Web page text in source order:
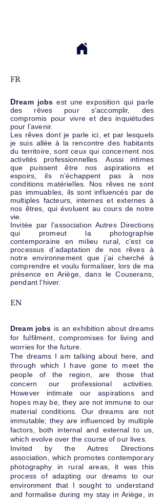
FR
Dream jobs est une exposition qui parle
des rêves pour s’accomplir, des
compromis pour vivre et des inquiétudes
pour l’avenir.
Les rêves dont je parle ici, et par lesquels
je suis allée à la rencontre des habitants
du territoire, sont ceux qui concernent nos
activités professionnelles. Aussi intimes
que puissent être nos aspirations et
espoirs, ils n’échappent pas à nos
conditions matérielles. Nos rêves ne sont
pas immuables, ils sont influencés par de
multiples facteurs, internes et externes à
nos êtres, qui évoluent au cours de notre
vie.
Invitée par l’association Autres Directions
qui promeut la photographie
contemporaine en milieu rural, c’est ce
processus d’adaptation de nos rêves à
notre environnement que j’ai cherché à
comprendre et voulu formaliser, lors de ma
présence en Ariège, dans le Couserans,
pendant l’hiver.
EN
Dream jobs is an exhibition about dreams
for fulfilment, compromises for living and
worries for the future.
The dreams I am talking about here, and
through which I have gone to meet the
people of the region, are those that
concern our professional activities.
However intimate our aspirations and
hopes may be, they are not immune to our
material conditions. Our dreams are not
immutable; they are influenced by multiple
factors, both internal and external to us,
which evolve over the course of our lives.
Invited by the Autres Directions
association, which promotes contemporary
photography in rural areas, it was this
process of adapting our dreams to our
environment that I sought to understand
and formalise during my stay in Ariège, in